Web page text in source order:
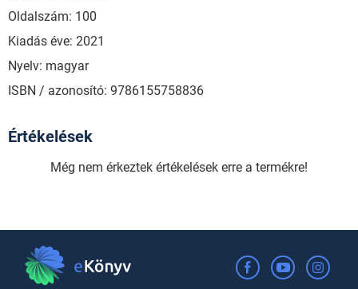
Oldalszám: 100
Kiadás éve: 2021
Nyelv: magyar
ISBN / azonosító: 9786155758836
Értékelések
Még nem érkeztek értékelések erre a termékre!